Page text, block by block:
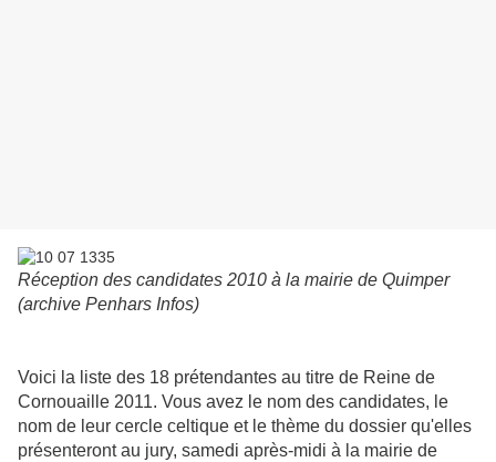
Réception des candidates 2010 à la mairie de Quimper
(archive Penhars Infos)
Voici la liste des 18 prétendantes au titre de Reine de
Cornouaille 2011. Vous avez le nom des candidates, le
nom de leur cercle celtique et le thème du dossier qu'elles
présenteront au jury, samedi après-midi à la mairie de